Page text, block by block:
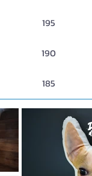
195
190
185